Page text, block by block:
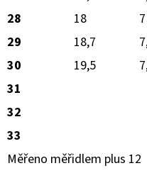
28
18
7
29
18,7
30
19,5
31
32
33
Měřeno měřidlem plus 12